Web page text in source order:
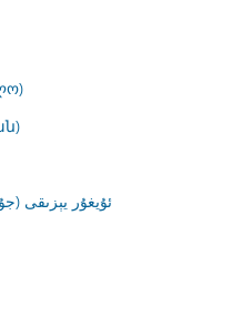
ئۇيغۇر يېزىقى